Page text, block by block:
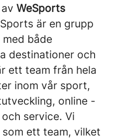
WeSports
är en grupp
både
destinationer och
ett team från hela
inom vår sport,
online -
service. Vi
ett team, vilket